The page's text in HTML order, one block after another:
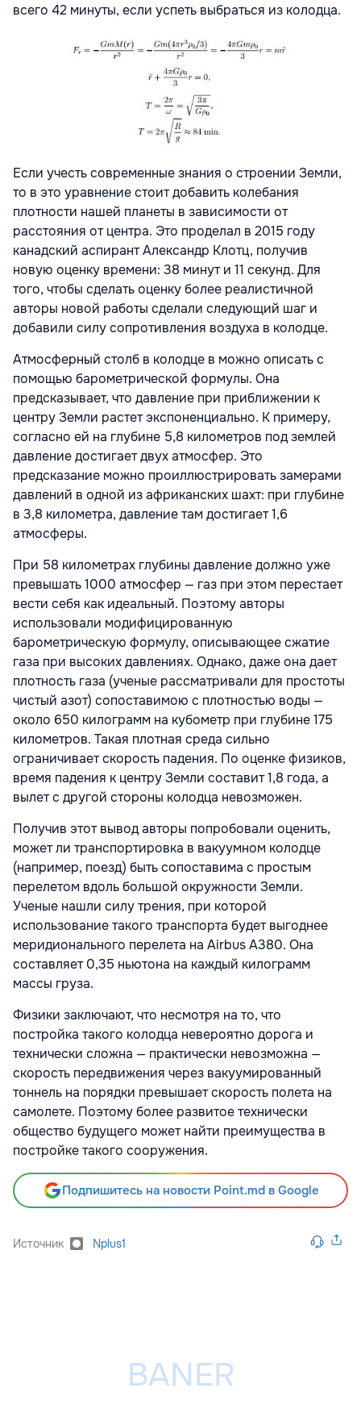
всего 42 минуты, если успеть выбраться из колодца.
Если учесть современные знания о строении Земли,
то в это уравнение стоит добавить колебания
плотности нашей планеты в зависимости от
расстояния от центра. Это проделал в 2015 году
канадский аспирант Александр Клотц, получив
новую оценку времени: 38 минут и 11 секунд. Для
того, чтобы сделать оценку более реалистичной
авторы новой работы сделали следующий шаг и
добавили силу сопротивления воздуха в колодце.
Атмосферный столб в колодце в можно описать с
помощью барометрической формулы. Она
предсказывает, что давление при приближении к
центру Земли растет экспоненциально. К примеру,
согласно ей на глубине 5,8 километров под землей
давление достигает двух атмосфер. Это
предсказание можно проиллюстрировать замерами
давлений в одной из африканских шахт: при глубине
в 3,8 километра, давление там достигает 1,6
атмосферы.
При 58 километрах глубины давление должно уже
превышать 1000 атмосфер — газ при этом перестает
вести себя как идеальный. Поэтому авторы
использовали модифицированную
барометрическую формулу, описывающее сжатие
газа при высоких давлениях. Однако, даже она дает
плотность газа (ученые рассматривали для простоты
чистый азот) сопоставимою с плотностью воды —
около 650 килограмм на кубометр при глубине 175
километров. Такая плотная среда сильно
ограничивает скорость падения. По оценке физиков,
время падения к центру Земли составит 1,8 года, а
вылет с другой стороны колодца невозможен.
Получив этот вывод авторы попробовали оценить,
может ли транспортировка в вакуумном колодце
(например, поезд) быть сопоставима с простым
перелетом вдоль большой окружности Земли.
Ученые нашли силу трения, при которой
использование такого транспорта будет выгоднее
меридионального перелета на Airbus A380. Она
составляет 0,35 ньютона на каждый килограмм
массы груза.
Физики заключают, что несмотря на то, что
постройка такого колодца невероятно дорога и
технически сложна — практически невозможна —
скорость передвижения через вакуумированный
тоннель на порядки превышает скорость полета на
самолете. Поэтому более развитое технически
общество будущего может найти преимущества в
постройке такого сооружения.
Подпишитесь на новости Point.md в Google
Источник Nplus1